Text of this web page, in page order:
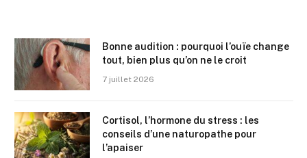
Bonne audition : pourquoi l’ouïe change
tout, bien plus qu’on ne le croit
7 juillet 2026
Cortisol, l’hormone du stress : les
conseils d’une naturopathe pour
l’apaiser